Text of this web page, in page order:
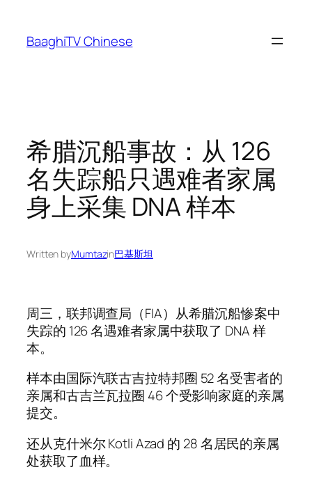
content
BaaghiTV Chinese
希腊沉船事故：从 126
名失踪船只遇难者家属
身上采集 DNA 样本
Written byMumtazin巴基斯坦
周三，联邦调查局（FIA）从希腊沉船惨案中
失踪的 126 名遇难者家属中获取了 DNA 样
本。
样本由国际汽联古吉拉特邦圈 52 名受害者的
亲属和古吉兰瓦拉圈 46 个受影响家庭的亲属
提交。
还从克什米尔 Kotli Azad 的 28 名居民的亲属
处获取了血样。